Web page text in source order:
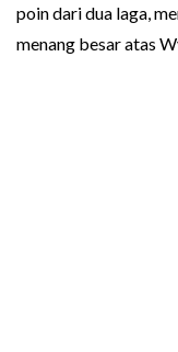
poin dari dua laga,
menang besar atas